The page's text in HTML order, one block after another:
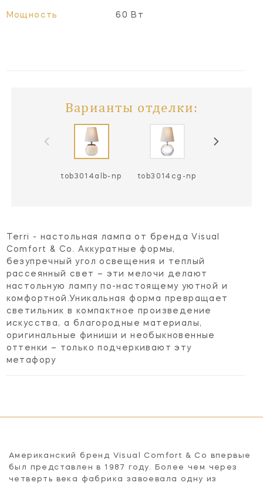
Мощность 60 Вт
Варианты отделки:
tob3014alb-np tob3014cg-np
Terri - настольная лампа от бренда Visual
Comfort & Co. Аккуратные формы,
безупречный угол освещения и теплый
рассеянный свет – эти мелочи делают
настольную лампу по-настоящему уютной и
комфортной.Уникальная форма превращает
светильник в компактное произведение
искусства, а благородные материалы,
оригинальные финиши и необыкновенные
оттенки – только подчеркивают эту
метафору
Американский бренд Visual Comfort & Co впервые
был представлен в 1987 году. Более чем через
четверть века фабрика завоевала одну из